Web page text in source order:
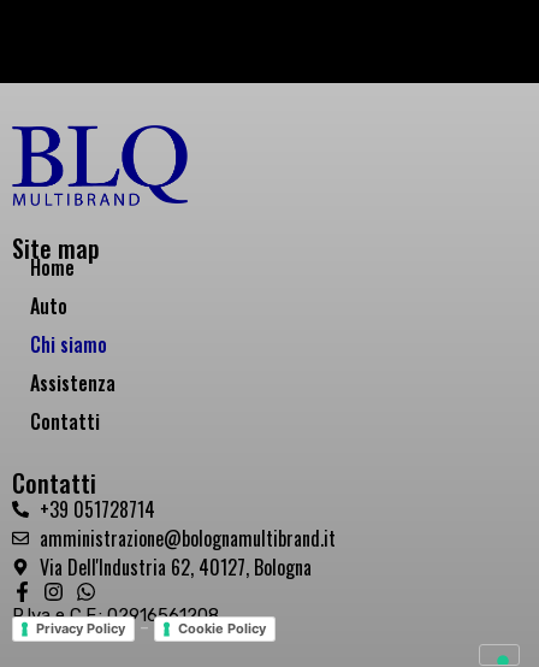
Site map
Home
Auto
Chi siamo
Assistenza
Contatti
Contatti
+39 051728714
amministrazione@bolognamultibrand.it
Via Dell'Industria 62, 40127, Bologna
P.Iva e C.F.: 02916561208
Privacy Policy - Cookie Policy